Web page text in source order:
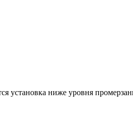
ниже уровня